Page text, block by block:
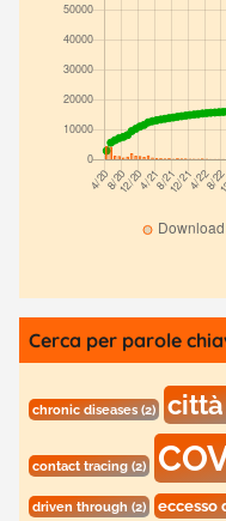
Cerca per parole
chronic diseases(2) città
contact tracing(2)
driven through(2) eccesso